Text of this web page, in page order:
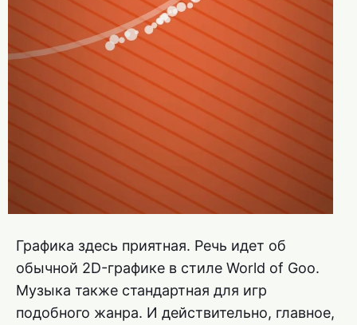
Графика здесь приятная. Речь идет об
обычной 2D-графике в стиле World of Goo.
Музыка также стандартная для игр
подобного жанра. И действительно, главное,